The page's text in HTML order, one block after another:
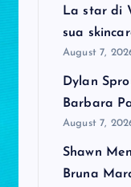
La star di
sua
August 7,
Dylan
Barbara
August 7,
Shawn
Bruna